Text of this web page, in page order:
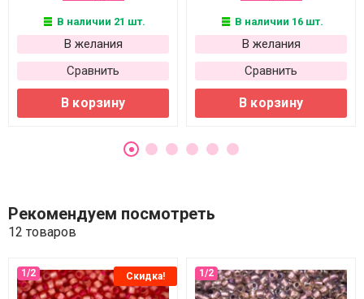
В наличии 21 шт.
В желания
Сравнить
В корзину
В наличии 16 шт.
В желания
Сравнить
В корзину
Рекомендуем посмотреть
12 товаров
Скидка!